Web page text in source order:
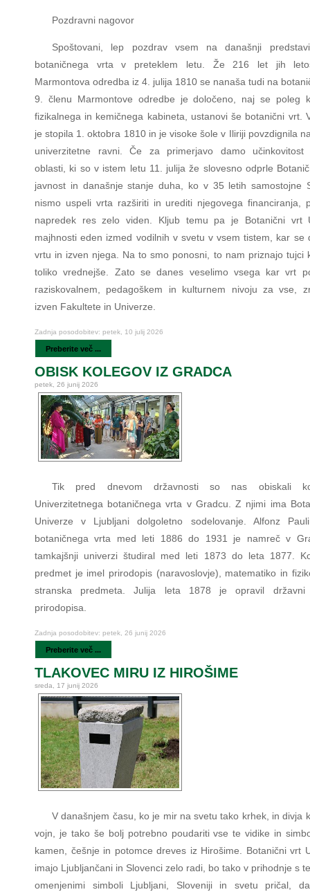
Pozdravni nagovor
Spoštovani, lep pozdrav vsem na današnji
botaničnega vrta v preteklem letu. Že 216 let jih
Marmontova odredba iz 4. julija 1810 se nanaša tudi na
9. členu Marmontove odredbe je določeno, naj se poleg
fizikalnega in kemičnega kabineta, ustanovi še botanični vrt.
je stopila 1. oktobra 1810 in je visoke šole v Iliriji povzdignila
univerzitetne ravni. Če za primerjavo damo učinkovitost
oblasti, ki so v istem letu 11. julija že slovesno odprle
javnost in današnje stanje duha, ko v 35 letih samostojne
nismo uspeli vrta razširiti in urediti njegovega financiranja,
napredek res zelo viden. Kljub temu pa je Botanični vrt
majhnosti eden izmed vodilnih v svetu v vsem tistem, kar se
vrtu in izven njega. Na to smo ponosni, to nam priznajo tujci
toliko vrednejše. Zato se danes veselimo vsega kar vrt
raziskovalnem, pedagoškem in kulturnem nivoju za vse,
izven Fakultete in Univerze.
Zadnja posodobitev: petek, 10 julij 2026
Preberite več ...
OBISK KOLEGOV IZ GRADCA
petek, 26 junij 2026
Tik pred dnevom državnosti so nas obiskali
Univerzitetnega botaničnega vrta v Gradcu. Z njimi ima
Univerze v Ljubljani dolgoletno sodelovanje. Alfonz
botaničnega vrta med leti 1886 do 1931 je namreč v
tamkajšnji univerzi študiral med leti 1873 do leta 1877.
predmet je imel prirodopis (naravoslovje), matematiko in
stranska predmeta. Julija leta 1878 je opravil
prirodopisa.
Zadnja posodobitev: petek, 26 junij 2026
Preberite več ...
TLAKOVEC MIRU IZ HIROŠIME
sreda, 17 junij 2026
V današnjem času, ko je mir na svetu tako krhek, in divja
vojn, je tako še bolj potrebno poudariti vse te vidike in
kamen, češnje in potomce dreves iz Hirošime. Botanični vrt
imajo Ljubljančani in Slovenci zelo radi, bo tako v prihodnje s
omenjenimi simboli Ljubljani, Sloveniji in svetu pričal,